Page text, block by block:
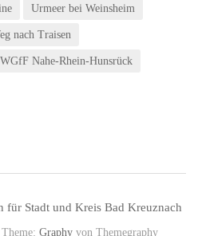
Urmeer bei Weinsheim
nach Traisen
WGfF Nahe-Rhein-Hunsrück
für Stadt und Kreis Bad Kreuznach
Theme: Graphy von Themegraphy